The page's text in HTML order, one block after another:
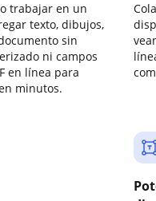
trabajar en un
texto, dibujos,
sin
ni campos
en línea para
minutos.